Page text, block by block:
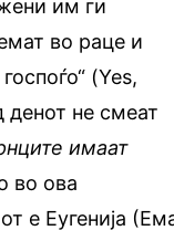
им ги
во раце и
(Yes,
денот не смеат
имаат
во ова
е Еугенија